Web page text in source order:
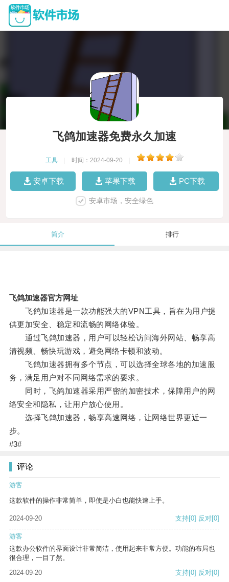
飞鸽加速器免费永久加速
工具 时间：2024-09-20
安卓下载 苹果下载 PC下载
安卓市场，安全绿色
简介 排行
飞鸽加速器官方网址
飞鸽加速器是一款功能强大的VPN工具，旨在为用户提
供更加安全、稳定和流畅的网络体验。
通过飞鸽加速器，用户可以轻松访问海外网站、畅享高
清视频、畅快玩游戏，避免网络卡顿和波动。
飞鸽加速器拥有多个节点，可以选择全球各地的加速服
务，满足用户对不同网络需求的要求。
同时，飞鸽加速器采用严密的加密技术，保障用户的网
络安全和隐私，让用户放心使用。
选择飞鸽加速器，畅享高速网络，让网络世界更近一
步。
#3#
评论
游客
这款软件的操作非常简单，即使是小白也能快速上手。
2024-09-20 支持[0] 反对[0]
游客
这款办公软件的界面设计非常简洁，使用起来非常方便。功能的布局也
很合理，一目了然。
2024-09-20
支持[0] 反对[0]